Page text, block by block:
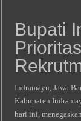
Bupati
Indramayu, Jawa
Kabupaten
hari ini,